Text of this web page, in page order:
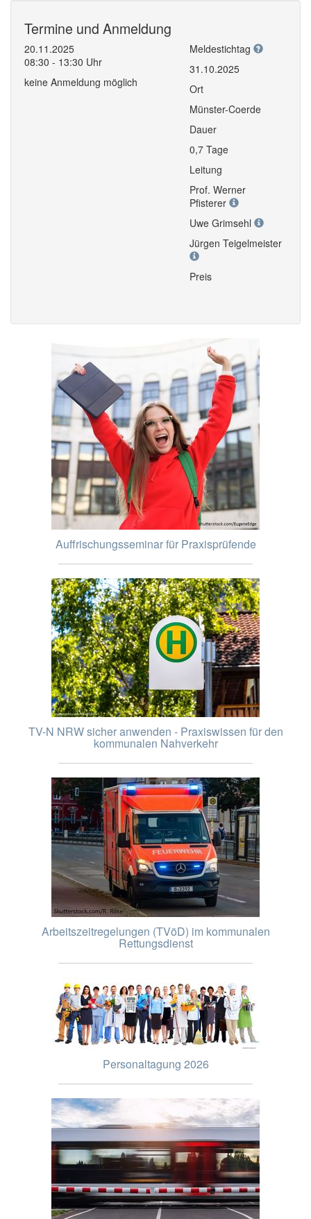
Termine und Anmeldung
20.11.2025
08:30 - 13:30 Uhr
keine Anmeldung möglich
Meldestichtag
31.10.2025
Ort
Münster-Coerde
Dauer
0,7 Tage
Leitung
Prof. Werner
Pfisterer
Uwe Grimsehl
Jürgen Teigelmeister
Preis
Auffrischungsseminar für Praxisprüfende
TV-N NRW sicher anwenden - Praxiswissen für den
kommunalen Nahverkehr
Arbeitszeitregelungen (TVöD) im kommunalen
Rettungsdienst
Personaltagung 2026